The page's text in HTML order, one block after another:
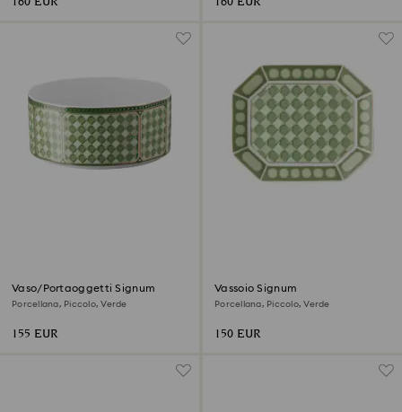
Vaso/Portaoggetti Signum
Porcellana, Piccolo, Verde
155 EUR
Vassoio Signum
Porcellana, Piccolo, Verde
150 EUR